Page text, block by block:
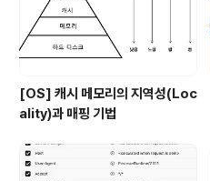
[OS] 캐시 메모리의 지역성(Loc
ality)과 매핑 기법